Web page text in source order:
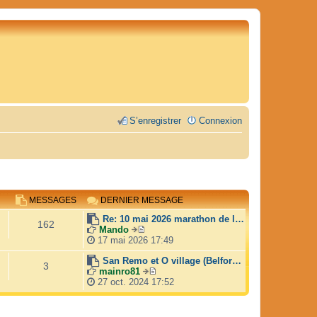
Connexion
S’enregistrer
MESSAGES DERNIER MESSAGE
162
Re: 10 mai 2026 marathon de l…
Mando
V
o
i
r
l
e
17 mai 2026 17:49
3
San Remo et O village (Belfor…
mainro81
V
o
27 oct. 2024 17:52